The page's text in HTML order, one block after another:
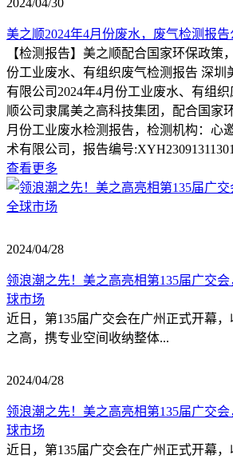
2024/04/30
美之顺2024年4月份废水，废气检测报告
【检测报告】美之顺配合国家环保政策
份工业废水、有组织废气检测报告 深圳
有限公司2024年4月份工业废水、有组
顺公司隶属美之高科技集团，配合国家
月份工业废水检测报告，检测机构：心
术有限公司，报告编号
查看更多
2024/04/28
领浪潮之先！美之高亮相第135届广交
球市场
近日，第135届广交会在广州正式开幕
之高，携专业空间收纳整体...
2024/04/28
领浪潮之先！美之高亮相第135届广交
球市场
近日，第135届广交会在广州正式开幕